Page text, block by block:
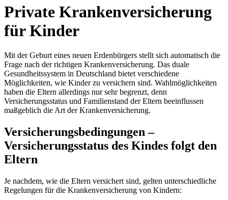
Private Krankenversicherung
für Kinder
Mit der Geburt eines neuen Erdenbürgers stellt sich automatisch die
Frage nach der richtigen Krankenversicherung. Das duale
Gesundheitssystem in Deutschland bietet verschiedene
Möglichkeiten, wie Kinder zu versichern sind. Wahlmöglichkeiten
haben die Eltern allerdings nur sehr begrenzt, denn
Versicherungsstatus und Familienstand der Eltern beeinflussen
maßgeblich die Art der Krankenversicherung.
Versicherungsbedingungen –
Versicherungsstatus des Kindes folgt den
Eltern
Je nachdem, wie die Eltern versichert sind, gelten unterschiedliche
Regelungen für die Krankenversicherung von Kindern: